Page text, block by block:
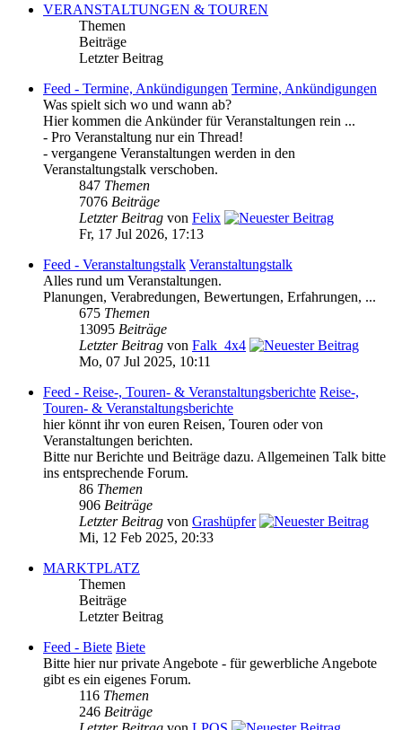
VERANSTALTUNGEN & TOUREN
Themen
Beiträge
Letzter Beitrag
Feed - Termine, Ankündigungen Termine, Ankündigungen
Was spielt sich wo und wann ab?
Hier kommen die Ankünder für Veranstaltungen rein ...
- Pro Veranstaltung nur ein Thread!
- vergangene Veranstaltungen werden in den
Veranstaltungstalk verschoben.
847 Themen
7076 Beiträge
Letzter Beitrag von Felix
Fr, 17 Jul 2026, 17:13
Feed - Veranstaltungstalk Veranstaltungstalk
Alles rund um Veranstaltungen.
Planungen, Verabredungen, Bewertungen, Erfahrungen, ...
675 Themen
13095 Beiträge
Letzter Beitrag von Falk_4x4
Mo, 07 Jul 2025, 10:11
Feed - Reise-, Touren- & Veranstaltungsberichte Reise-,
Touren- & Veranstaltungsberichte
hier könnt ihr von euren Reisen, Touren oder von
Veranstaltungen berichten.
Bitte nur Berichte und Beiträge dazu. Allgemeinen Talk bitte
ins entsprechende Forum.
86 Themen
906 Beiträge
Letzter Beitrag von Grashüpfer
Mi, 12 Feb 2025, 20:33
MARKTPLATZ
Themen
Beiträge
Letzter Beitrag
Feed - Biete Biete
Bitte hier nur private Angebote - für gewerbliche Angebote
gibt es ein eigenes Forum.
116 Themen
246 Beiträge